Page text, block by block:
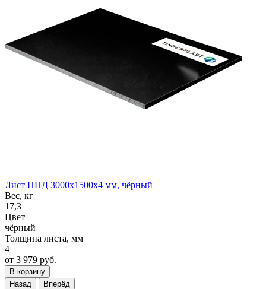
Лист ПНД 3000x1500x4 мм, чёрный
Вес, кг
17,3
Цвет
чёрный
Толщина листа, мм
4
от 3 979 руб.
В корзину
Назад
Вперёд